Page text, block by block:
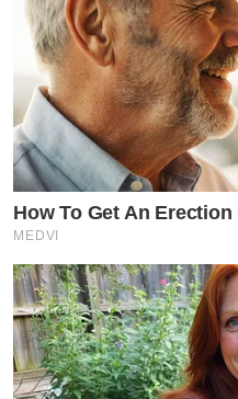
How To Get An
MEDVI